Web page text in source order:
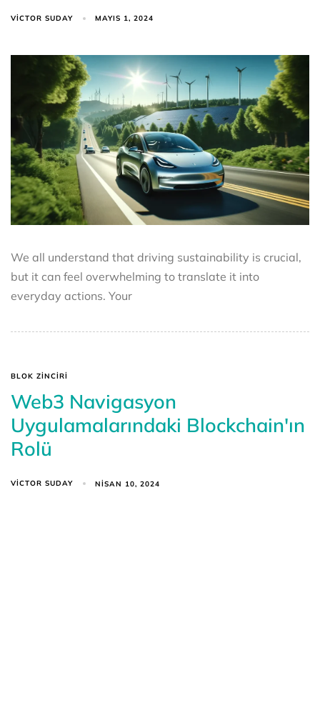
VICTOR SUDAY MAYIS 1, 2024
We all understand that driving sustainability is crucial,
but it can feel overwhelming to translate it into
everyday actions. Your
BLOK ZINCIRI
Web3 Navigasyon
Uygulamalarındaki Blockchain'ın
Rolü
VICTOR SUDAY NISAN 10, 2024